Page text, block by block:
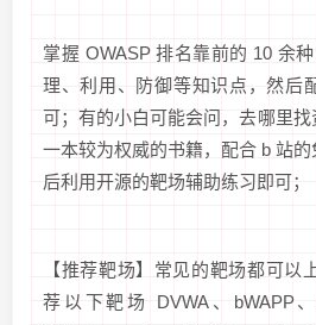
掌握 OWASP 排名靠前的 10 余
理、利用、防御等知识点，然后
可；有的小白可能会问，去哪里
一本较为权威的书籍，配合 b 站
后利用开源的靶场辅助练习即可；
【推荐靶场】常见的靶场都可以
荐以下靶场 DVWA、bWAPP、